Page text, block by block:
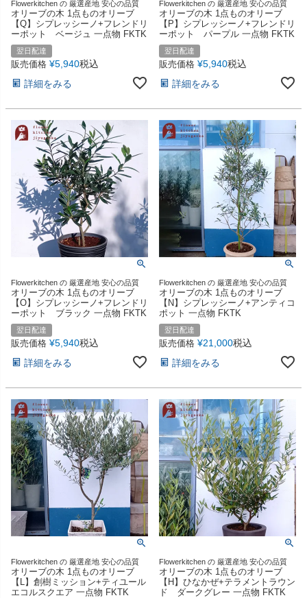
Flowerkitchen の 厳選産地 安心の品質
オリーブの木 1点ものオリーブ
【Q】シプレッシーノ+フレンドリ
ーポット ベージュ 一点物 FKTK
翌日配達
販売価格 ¥5,940税込
詳細をみる
Flowerkitchen の 厳選産地 安心の品質
オリーブの木 1点ものオリーブ
【P】シプレッシーノ+フレンドリ
ーポット パープル 一点物 FKTK
翌日配達
販売価格 ¥5,940税込
詳細をみる
Flowerkitchen の 厳選産地 安心の品質
オリーブの木 1点ものオリーブ
【O】シプレッシーノ+フレンドリ
ーポット ブラック 一点物 FKTK
翌日配達
販売価格 ¥5,940税込
詳細をみる
Flowerkitchen の 厳選産地 安心の品質
オリーブの木 1点ものオリーブ
【N】シプレッシーノ+アンティコ
ポット 一点物 FKTK
翌日配達
販売価格 ¥21,000税込
詳細をみる
Flowerkitchen の 厳選産地 安心の品質
オリーブの木 1点ものオリーブ
【L】創樹ミッション+ティユール
エコルスクエア 一点物 FKTK
Flowerkitchen の 厳選産地 安心の品質
オリーブの木 1点ものオリーブ
【H】ひなかぜ+テラメントラウン
ド ダークグレー 一点物 FKTK